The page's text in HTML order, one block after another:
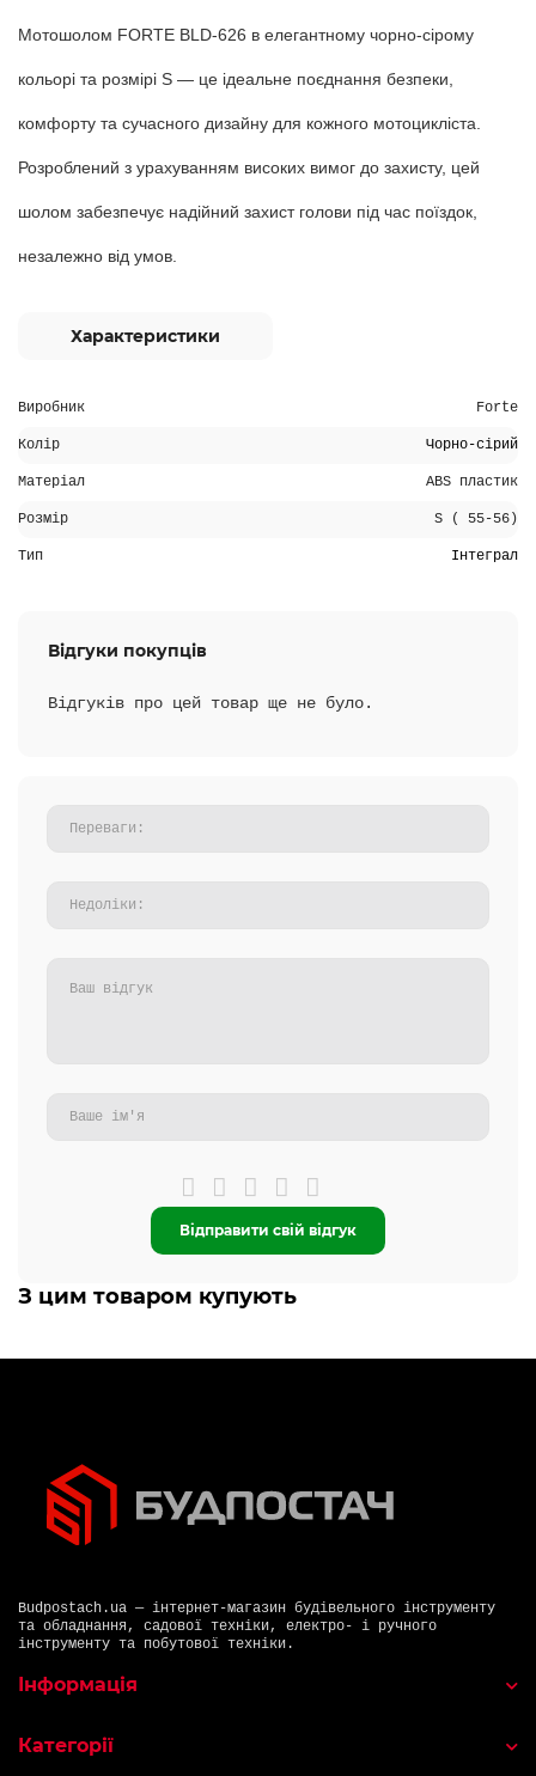
Мотошолом FORTE BLD-626 в елегантному чорно-сірому
кольорі та розмірі S — це ідеальне поєднання безпеки,
комфорту та сучасного дизайну для кожного мотоцикліста.
Розроблений з урахуванням високих вимог до захисту, цей
шолом забезпечує надійний захист голови під час поїздок,
незалежно від умов.
Характеристики
Виробник Forte
Колір Чорно-сірий
Матеріал ABS пластик
Розмір S ( 55-56)
Тип Інтеграл
Відгуки покупців
Відгуків про цей товар ще не було.
Відправити свій відгук
З цим товаром купують
Budpostach.ua — інтернет-магазин будівельного інструменту
та обладнання, садової техніки, електро- і ручного
інструменту та побутової техніки.
Інформація
Категорії